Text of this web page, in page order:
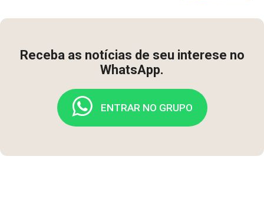
Receba as notícias de seu interese no
WhatsApp.
ENTRAR NO GRUPO